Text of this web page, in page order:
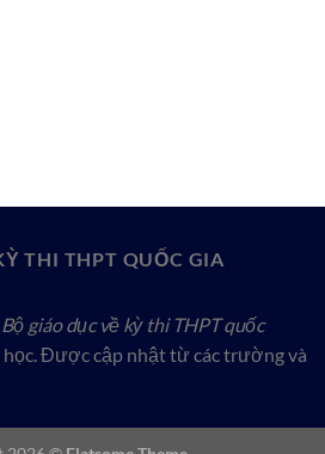
THI THPT QUỐC GIA
giáo dục về kỳ thi THPT quốc
Được cập nhật từ các trường và